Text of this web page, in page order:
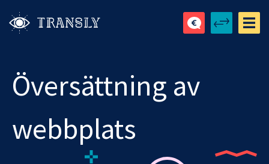
Översättning av
webbplats